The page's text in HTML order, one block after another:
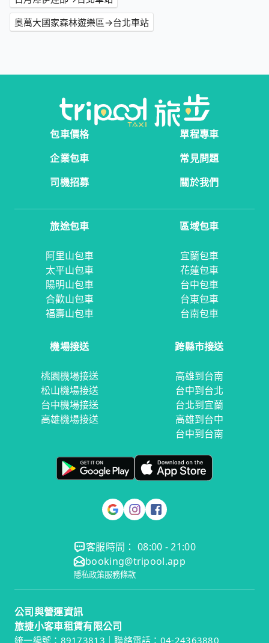
奧萬大國家森林遊樂區→台北車站
包車價格
單程專車
企業包車
常見問題
司機招募
關於我們
旅途包車
阿里山包車
太平山包車
陽明山包車
合歡山包車
福壽山包車
區域包車
宜蘭包車
花蓮包車
台中包車
台東包車
台南包車
機場接送
桃園機場接送
松山機場接送
台中機場接送
高雄機場接送
跨縣市接送
高雄到台南
台中到台北
台北到宜蘭
高雄到台中
台中到台南
客服時間： 08:00 - 21:00
booking@tripool.app
隱私政策服務條款
公司與營運資訊
旅捷小客車租賃有限公司
統一編號：89173813｜聯絡電話：04-24363880